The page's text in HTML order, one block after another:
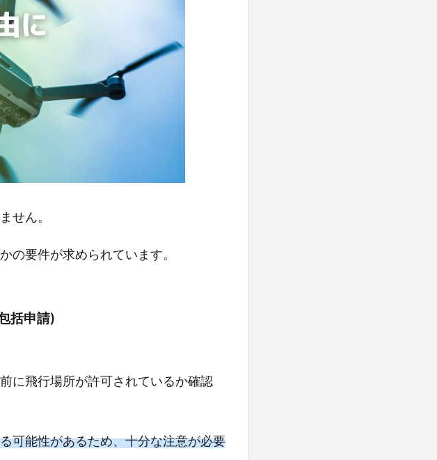
せん。
の要件が求められています。
括申請)
に飛行場所が許可されているか確認
可能性があるため、十分な注意が必要